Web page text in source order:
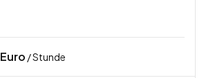
Euro / Stunde